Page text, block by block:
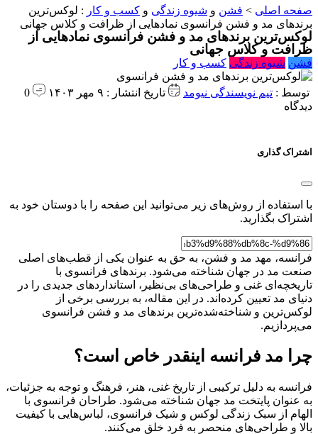
صفحه اصلی > فشن و شیوه زندگی و کسب و کار : لوکس‌ترین
برند‌های مد و فشن فرانسوی نمادهایی از ظرافت و کلاس جهانی
لوکس‌ترین برند‌های مد و فشن فرانسوی نمادهایی از
ظرافت و کلاس جهانی
فشن شیوه زندگی کسب و کار
توسط : تیم نویسندگی نیومد تاریخ انتشار : ۹ مهر ۱۴۰۳
0
دیدگاه
اشتراک گذاری
با استفاده از روش‌های زیر می‌توانید این صفحه را با دوستان خود به
اشتراک بگذارید.
فرانسه، مهد مد و فشن، به حق به عنوان یکی از قطب‌های اصلی
صنعت مد در جهان شناخته می‌شود. برندهای فرانسوی با
تاریخچه‌ای غنی و طراحی‌های بی‌نظیر، استانداردهای جدیدی را در
دنیای مد تعیین کرده‌اند. در این مقاله، به بررسی برخی از
لوکس‌ترین و شناخته‌شده‌ترین برندهای مد و فشن فرانسوی
می‌پردازیم.
چرا مد فرانسه اینقدر خاص است؟
فرانسه به دلیل ترکیبی از تاریخ غنی، هنر، فرهنگ و توجه به جزئیات،
به عنوان پایتخت مد جهان شناخته می‌شود. طراحان فرانسوی با
الهام از سبک زندگی لوکس و شیک فرانسوی، لباس‌هایی با کیفیت
بالا و طراحی‌های منحصر به فرد خلق می‌کنند.